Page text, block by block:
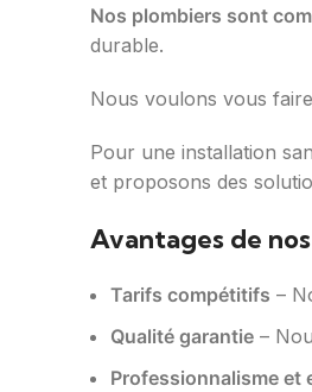
Nos plombiers sont
durable.
Nous voulons vous
Pour une installation
et proposons des
Avantages de
Tarifs compétitifs –
Qualité garantie –
Professionnalisme et